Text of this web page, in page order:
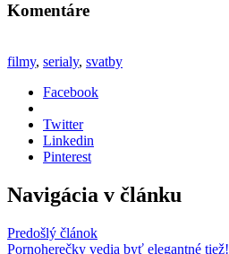
Komentáre
filmy, serialy, svatby
Facebook
Twitter
Linkedin
Pinterest
Navigácia v článku
Predošlý článok
Pornoherečky vedia byť elegantné tiež!